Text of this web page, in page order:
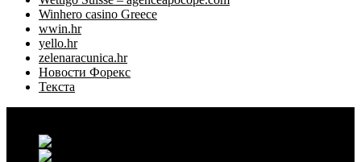
Winhero casino Greece
wwin.hr
yello.hr
zelenaracunica.hr
Новости Форекс
Текста